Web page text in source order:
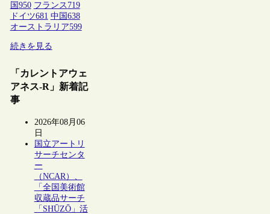
国 950 フランス 719
ドイツ681 中国 638
オーストラリア599
続きを見る
「カレントアウェ
アネス-R」新着記
事
2026年08月06
日
国立アートリ
サーチセンタ
ー
（NCAR）、
「全国美術館
収蔵品サーチ
「SHŪZŌ」活